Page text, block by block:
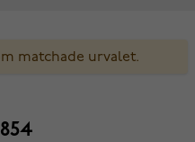
matchade urvalet.